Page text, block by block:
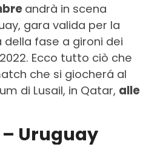
andrà in scena
gara valida per la
fase a gironi dei
Ecco tutto ciò che
che si giocherá al
di Lusail, in Qatar, alle
Uruguay